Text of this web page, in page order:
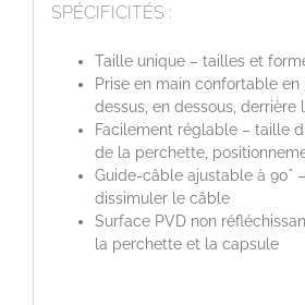
SPÉCIFICITÉS :
Taille unique – tailles et
Prise en main confortable en
dessus, en dessous, derrière
Facilement réglable – taille
de la perchette,
Guide-câble ajustable à 90°
dissimuler le câble
Surface PVD non
la perchette et la capsule